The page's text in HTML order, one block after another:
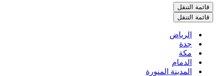
قائمة التنقل
قائمة التنقل
الرياض
جدة
مكة
الدمام
المدينة المنورة